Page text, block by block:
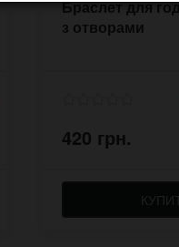
Браслет для
з отворами
420 грн.